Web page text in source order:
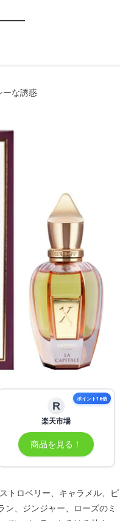
な誘惑
ポイント16倍
R
楽天市場
商品を見る！
トロベリー、キャラメル、ピ
ン、ジンジャー、ローズのミ